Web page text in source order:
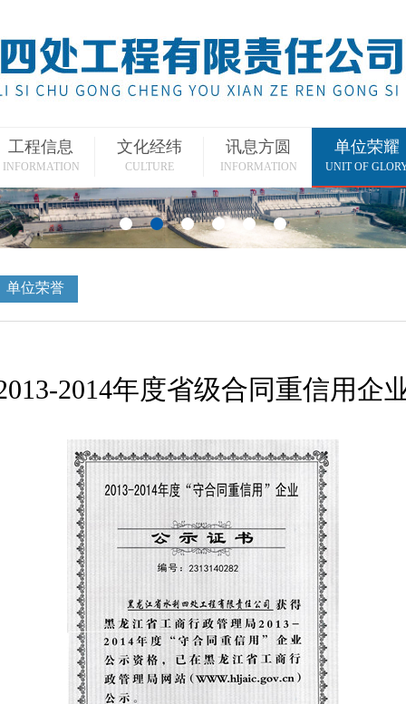
工程信息
INFORMATION
文化经纬
CULTURE
讯息方圆
INFORMATION
单位荣耀
UNIT OF
单位荣誉
2014年度省级合同重信用企